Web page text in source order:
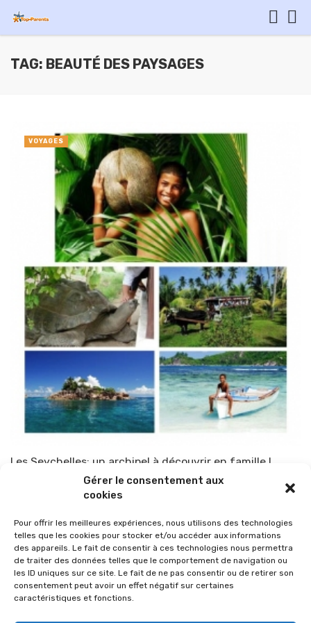
Gérer le consentement aux
cookies
Pour offrir les meilleures expériences, nous utilisons des technologies
telles que les cookies pour stocker et/ou accéder aux informations
des appareils. Le fait de consentir à ces technologies nous permettra
de traiter des données telles que le comportement de navigation ou
les ID uniques sur ce site. Le fait de ne pas consentir ou de retirer son
consentement peut avoir un effet négatif sur certaines
caractéristiques et fonctions.
TAG: BEAUTÉ DES PAYSAGES
Les Seychelles: un archipel à découvrir en famille !
TOP-PARENTS 1 avril 2010
VOYAGES